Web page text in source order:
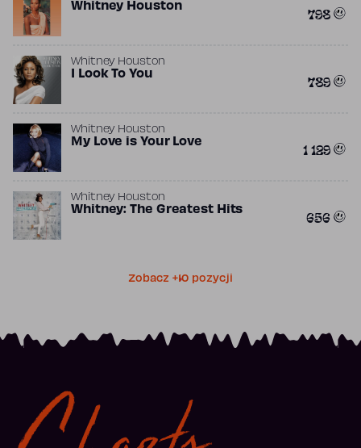
Whitney Houston 798
Whitney Houston
I Look To You 789
Whitney Houston
My Love is Your Love 1 129
Whitney Houston
Whitney: The Greatest Hits 656
Zobacz +10 pozycji